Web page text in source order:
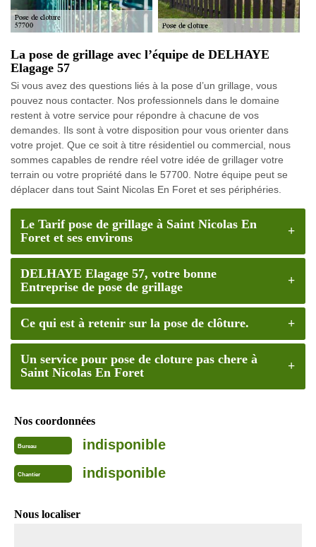
La pose de grillage avec l’équipe de DELHAYE
Elagage 57
Si vous avez des questions liés à la pose d’un grillage, vous
pouvez nous contacter. Nos professionnels dans le domaine
restent à votre service pour répondre à chacune de vos
demandes. Ils sont à votre disposition pour vous orienter dans
votre projet. Que ce soit à titre résidentiel ou commercial, nous
sommes capables de rendre réel votre idée de grillager votre
terrain ou votre propriété dans le 57700. Notre équipe peut se
déplacer dans tout Saint Nicolas En Foret et ses périphéries.
Le Tarif pose de grillage à Saint Nicolas En
Foret et ses environs
DELHAYE Elagage 57, votre bonne
Entreprise de pose de grillage
Ce qui est à retenir sur la pose de clôture.
Un service pour pose de cloture pas chere à
Saint Nicolas En Foret
Nos coordonnées
Bureau indisponible
Chantier indisponible
Nous localiser